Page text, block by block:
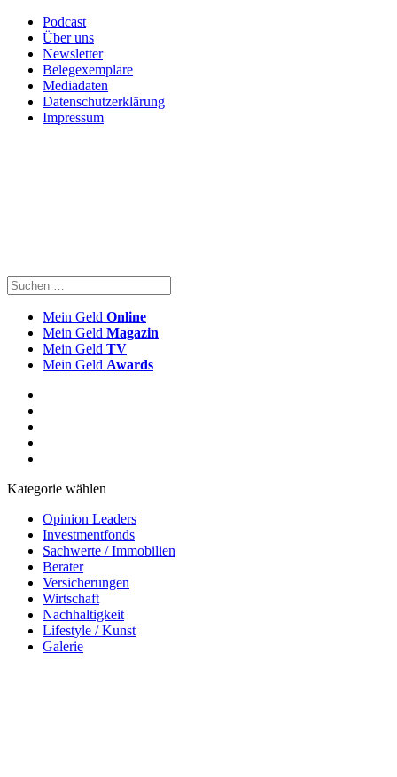
Podcast
Über uns
Newsletter
Belegexemplare
Mediadaten
Datenschutzerklärung
Impressum
Mein Geld Online
Mein Geld Magazin
Mein Geld TV
Mein Geld Awards
Kategorie wählen
Opinion Leaders
Investmentfonds
Sachwerte / Immobilien
Berater
Versicherungen
Wirtschaft
Nachhaltigkeit
Lifestyle / Kunst
Galerie